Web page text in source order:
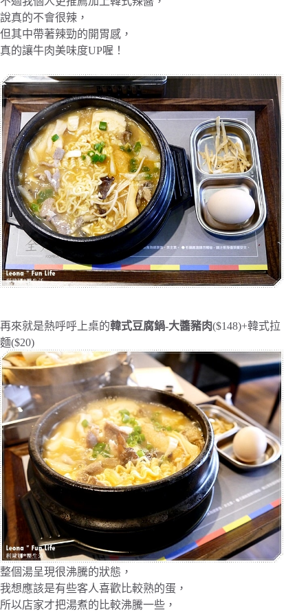
說真的不會很辣，
但其中帶著辣勁的開胃感，
真的讓牛肉美味度UP喔！
再來就是熱呼呼上桌的韓式豆腐鍋-大醬豬肉($148)+韓式拉
麵($20)
整個湯呈現很沸騰的狀態，
我想應該是有些客人喜歡比較熟的蛋，
所以店家才把湯煮的比較沸騰一些，